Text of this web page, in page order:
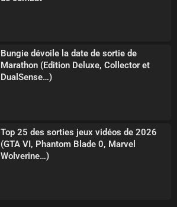
Bungie dévoile la date de sortie de
Marathon (Edition Deluxe, Collector et
DualSense…)
Top 25 des sorties jeux vidéos de 2026
(GTA VI, Phantom Blade 0, Marvel
Wolverine…)